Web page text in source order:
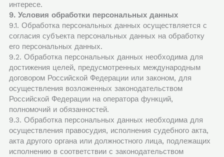
интересе.
9. Условия обработки персональных данных
9.1. Обработка персональных данных осуществляется с
согласия субъекта персональных данных на обработку
его персональных данных.
9.2. Обработка персональных данных необходима для
достижения целей, предусмотренных международным
договором Российской Федерации или законом, для
осуществления возложенных законодательством
Российской Федерации на оператора функций,
полномочий и обязанностей.
9.3. Обработка персональных данных необходима для
осуществления правосудия, исполнения судебного акта,
акта другого органа или должностного лица, подлежащих
исполнению в соответствии с законодательством